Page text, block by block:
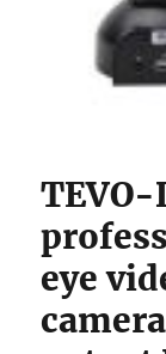
TEVO-
eye